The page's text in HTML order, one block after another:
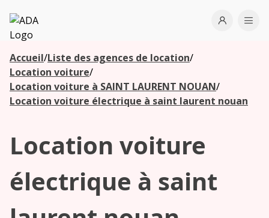
ADA
Open
Accueil/Liste des agences de location/
Location voiture/
Location voiture à SAINT LAURENT NOUAN/
Location voiture électrique à saint laurent nouan
Location voiture
électrique à saint
Les
agences à
proximité
Commencez
votre
recherche
pour voir les
proximité